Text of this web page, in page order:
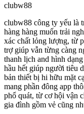
clubw88
clubw88 công ty yếu là
hàng hàng muốn trải
xác chất lỏng lượng, từ
trợ giúp vẫn từng càng
thanh lịch and hình
hầu hết giúp người tiêu
bản thiết bị hi hữu mặt
mang phần đông app
phổ quát, từ cơ hội vận
gia đình gồm vẻ cũng